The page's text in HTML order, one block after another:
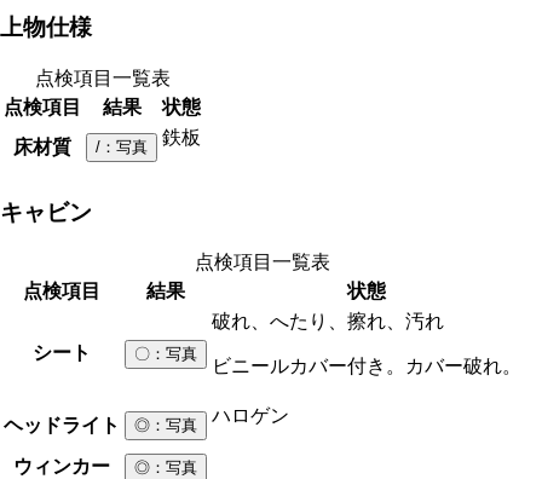
上物仕様
点検項目一覧表
点検項目
結果
状態
床材質
/ ：写真 鉄板
キャビン
点検項目一覧表
点検項目
結果 状態
シート 〇 ：写真
破れ、へたり、擦れ、汚れ
ビニールカバー付き。カバー破れ。
ヘッドライト ◎ ：写真 ハロゲン
ウィンカー ◎ ：写真